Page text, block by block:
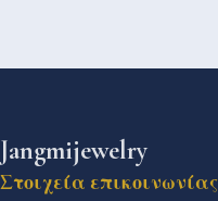
Jangmijewelry
Στοιχεία επικοινωνίας